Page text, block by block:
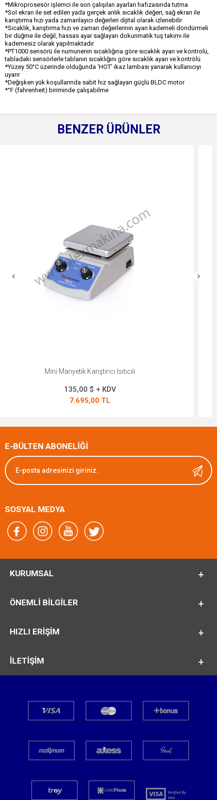
*Mikroprosesör işlemci ile son çalışılan ayarları hafızasında tutma
*Sol ekran ile set edilen yada gerçek anlık sıcaklık değeri, sağ ekran ile
karıştırma hızı yada zamanlayıcı değerleri dijital olarak izlenebilir
*Sıcaklık, karıştırma hızı ve zaman değerlerinin ayarı kademeli döndürmeli
bir düğme ile değil, hassas ayar sağlayan dokunmatik tuş takımı ile
kademesiz olarak yapılmaktadır
*PT1000 sensörü ile numunenin sıcaklığına göre sıcaklık ayarı ve kontrolü,
tabladaki sensörlerle tablanın sıcaklığını göre sıcaklık ayarı ve kontrölü
*Yüzey 50°C üzerinde olduğunda ‘HOT’ ikaz lambası yanarak kullanıcıyı
uyarır
*Değişken yük koşullarında sabit hız sağlayan güçlü BLDC motor
*°F (fahrenheit) biriminde çalışabilme
BENZER ÜRÜNLER
Mini Manyetik Karıştırıcı Isıtıcılı
135,00 $ + KDV
7.695,00 TL
E-BÜLTEN ABONELİĞİ
SOSYAL MEDYA
KURUMSAL
ÖNEMLI BILGILER
HIZLI ERİŞİM
İLETİŞİM